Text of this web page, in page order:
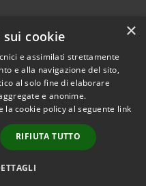
Copyright © 2026 • Comune di
Presezzo • Powered by
Municipium•
Accesso
redazione
×
cookie
e assimilati strettamente
e alla navigazione del sito,
al solo fine di elaborare
e anonime.
la cookie policy al seguente link
RIFIUTA TUTTO